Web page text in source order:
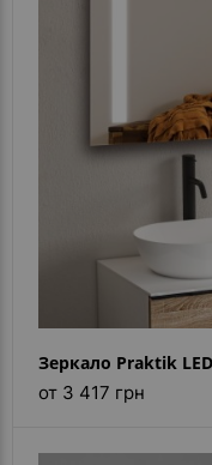
Зеркало Praktik
от 3 417 грн